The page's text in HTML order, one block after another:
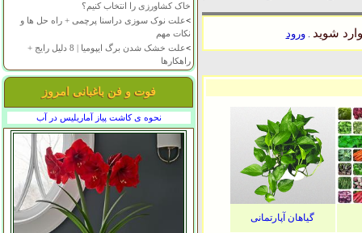
خاک کشاورزی را انتخاب کنیم؟
>علت نوک سوزی دراسنا پرچمی + راه حل ها و
نکات مهم
>
علت خشک شدن برگ ایپومیا | 8 دلیل رایج +
راهکارها
فوت و فن باغبانی امروز
نحوه ی کاشت پیاز آماریلیس در آب
شوید .ورود
گیاهان آپارتمانی